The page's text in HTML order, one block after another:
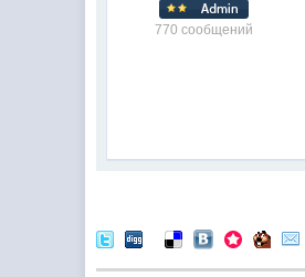
770 сообщений